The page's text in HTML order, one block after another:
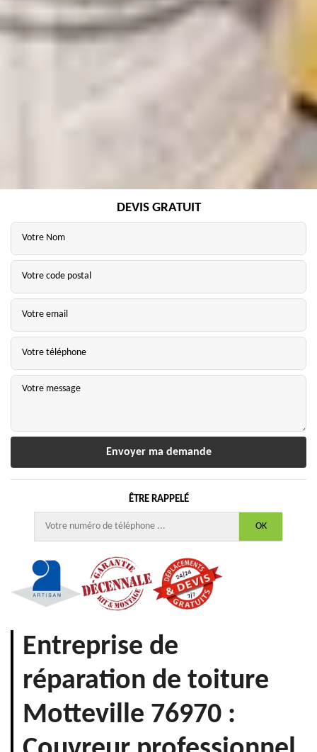
DEVIS GRATUIT
ÊTRE RAPPELÉ
Entreprise de
réparation de toiture
Motteville 76970 :